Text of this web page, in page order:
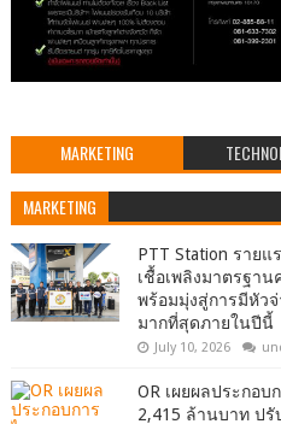
MARKETING
MARKETING
PTT Station ราย
เชื้อเพลิงมาตรฐา
พร้อมมุ่งสู่การมีหัว
มากที่สุดภายในปีนี้
July 10, 2026
OR เผยผลประกอ
2,415 ล้านบาท ปรั